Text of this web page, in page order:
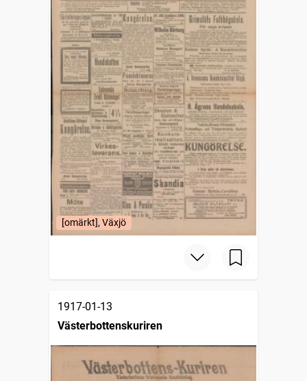
[omärkt], Växjö
1917-01-13
Västerbottenskuriren